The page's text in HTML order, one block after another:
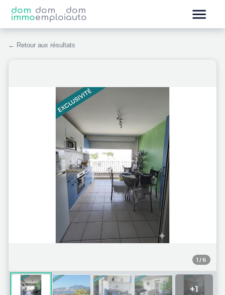
dom
immo
dom
emploi
dom
auto
← Retour aux résultats
1 /6
+1